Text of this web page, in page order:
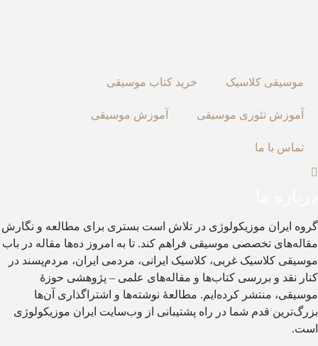
موسیقی کلاسیک خرید کتاب موسیقی
آموزش تئوری موسیقی آموزش موسیقی
تماس با ما
ایران موزیکولوژی در تلاش است بستری برای مطالعه و نگارش
تخصصی موسیقی فراهم کند. تا به امروز ده‌ها مقاله در باب
کلاسیک غربی، کلاسیک ایرانی، مردمی ایران، مردم‌پسند در
نقد و بررسی کتاب‌ها و مقاله‌های علمی – پژوهشی حوزۀ
منتشر کرده‌ایم. مطالعۀ نوشته‌ها و اشتراگذاری آن‌ها
قدم شما در راه پشتیبانی از وب‌سایت ایران موزیکولوژی